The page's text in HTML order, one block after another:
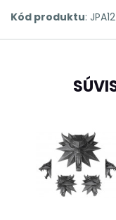
Kód produktu: